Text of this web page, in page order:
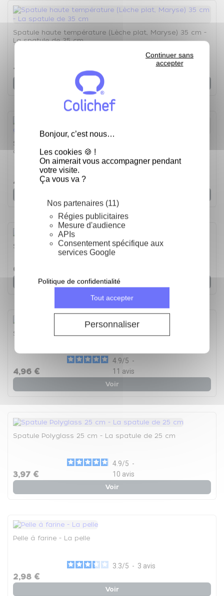
Bonjour, c’est nous…
Les cookies 🍪 !
On aimerait vous accompagner pendant
votre visite.
Ça vous va ?
Nos partenaires (11)
Régies publicitaires
Mesure d'audience
APIs
Consentement spécifique aux
services Google
Tout accepter
Continuer sans
accepter
Personnaliser
Politique de confidentialité
Spatule haute température (Lèche plat, Maryse) 35 cm -
La spatule de 35 cm
avis
14,88 €
Spatule Lèche plat (Maryse) 42 cm - La Spatule de 42
cm
4,96 €
Spatule Polyglass 40 cm - La spatule 40 cm
6,94 €
Voir
Spatule Polyglass 30 cm - La spatule de 30 cm
4.9/5 -
11 avis
4,96 €
Voir
Spatule Polyglass 25 cm - La spatule de 25 cm
4.9/5 -
10 avis
3,97 €
Voir
Pelle à farine - La pelle
3.3/5 - 3 avis
2,98 €
Voir